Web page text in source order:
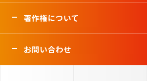
著作権について
お問い合わせ